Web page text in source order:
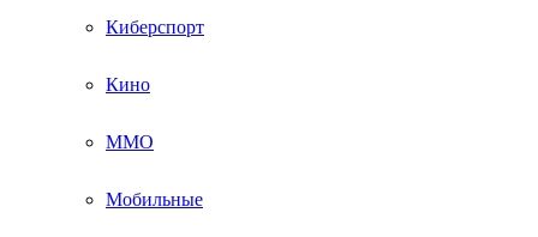
Киберспорт
Кино
ММО
Мобильные